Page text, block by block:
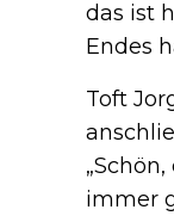
das ist
Endes
Toft
immer